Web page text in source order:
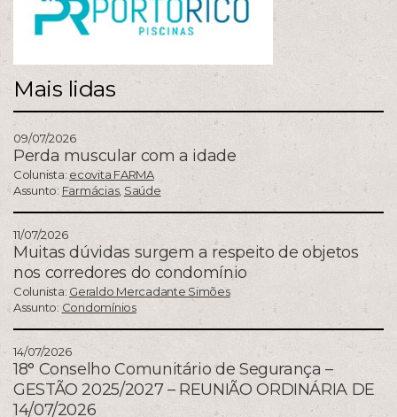
Mais lidas
09/07/2026
Perda muscular com a idade
Colunista: ecovita FARMA
Assunto: Farmácias, Saúde
11/07/2026
Muitas dúvidas surgem a respeito de objetos
nos corredores do condomínio
Colunista: Geraldo Mercadante Simões
Assunto: Condomínios
14/07/2026
18° Conselho Comunitário de Segurança –
GESTÃO 2025/2027 – REUNIÃO ORDINÁRIA DE
14/07/2026